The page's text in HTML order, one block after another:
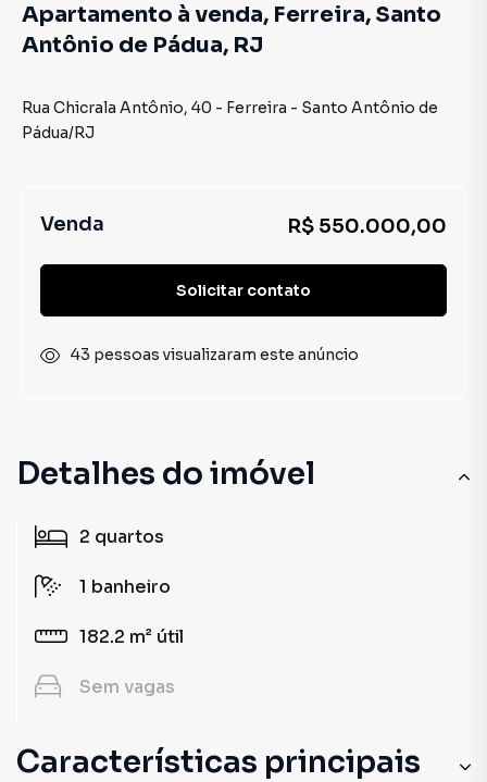
Detalhes do imóvel
2 quartos
1 banheiro
182.2 m² útil
Sem vagas
Características principais
Apartamento à venda, Ferreira, Santo
Antônio de Pádua, RJ
Rua Chicrala Antônio, 40 - Ferreira - Santo Antônio de
Pádua/RJ
Venda R$ 550.000,00
Solicitar contato
43 pessoas visualizaram este anúncio